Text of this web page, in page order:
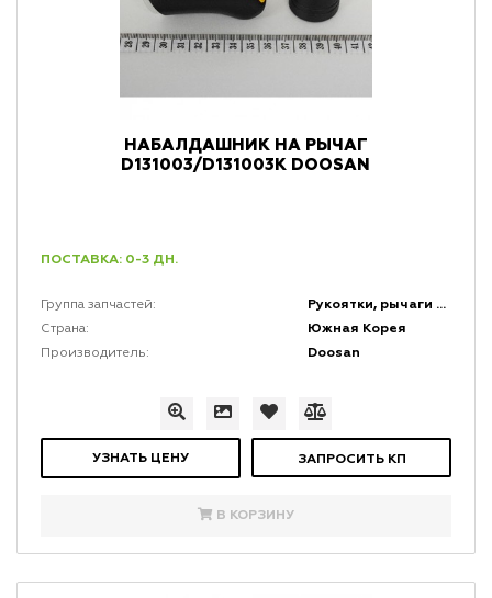
НАБАЛДАШНИК НА РЫЧАГ
D131003/D131003K DOOSAN
ПОСТАВКА: 0-3 ДН.
Группа запчастей: Рукоятки, рычаги и набалдашники
Страна: Южная Корея
Производитель: Doosan
УЗНАТЬ ЦЕНУ ЗАПРОСИТЬ КП
В КОРЗИНУ